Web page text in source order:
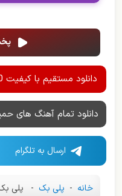
دانلود مستقیم با کیفیت 320
دانلود تمام آهنگ های
ارسال به تلگرام
خانه - پلی بک - پلی